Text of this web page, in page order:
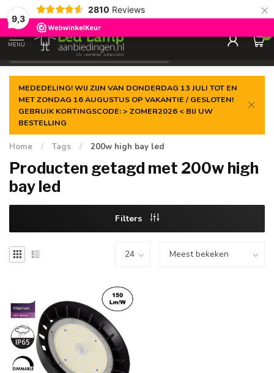
9,3
2810 Reviews ×
Gegarandeerde delaagste prijs
MENU
0
MEDEDELING! WIJ ZIJN VAN DONDERDAG 13 JULI TOT EN
MET ZONDAG 16 AUGUSTUS OP VAKANTIE / GESLOTEN!
GEBRUIK KORTINGSCODE: > ZOMER2026 < BIJ UW
BESTELLING
Home / Tags / 200w high bay led
Producten getagd met 200w high
bay led
Filters